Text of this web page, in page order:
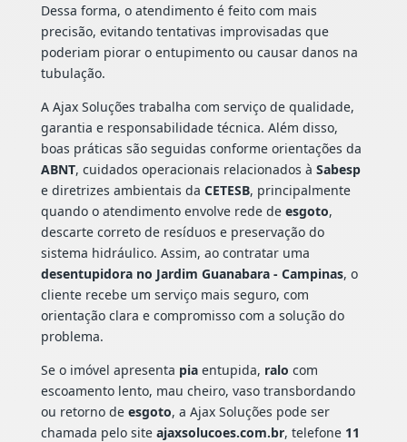
Dessa forma, o atendimento é feito com mais
precisão, evitando tentativas improvisadas que
poderiam piorar o entupimento ou causar danos na
tubulação.
A Ajax Soluções trabalha com serviço de qualidade,
garantia e responsabilidade técnica. Além disso,
boas práticas são seguidas conforme orientações da
ABNT, cuidados operacionais relacionados à Sabesp
e diretrizes ambientais da CETESB, principalmente
quando o atendimento envolve rede de esgoto,
descarte correto de resíduos e preservação do
sistema hidráulico. Assim, ao contratar uma
desentupidora no Jardim Guanabara - Campinas, o
cliente recebe um serviço mais seguro, com
orientação clara e compromisso com a solução do
problema.
Se o imóvel apresenta piaentupida, ralo com
escoamento lento, mau cheiro, vaso transbordando
ou retorno de esgoto, a Ajax Soluções pode ser
chamada pelo site ajaxsolucoes.com.br, telefone 11